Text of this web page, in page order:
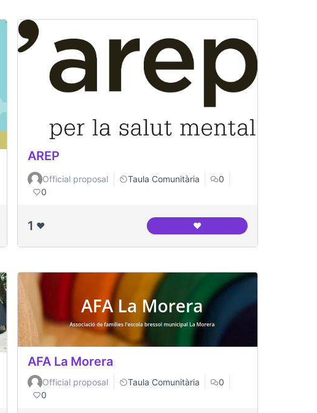
Congrés Indians
AREP
Official proposal Taula Comunitària
0
0
1 ❤️ ❤️AREP
AFA La Morera
Official proposal Taula Comunitària
0
0